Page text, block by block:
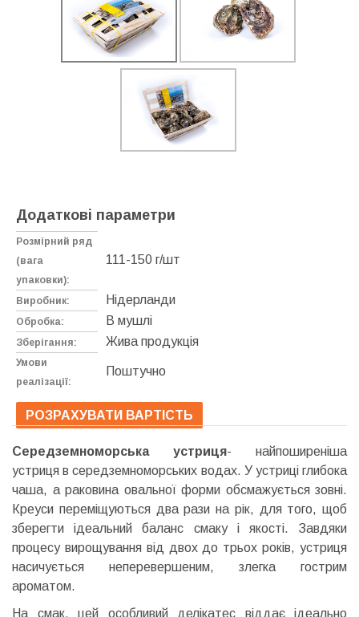
Додаткові параметри
Розмірний ряд
(вага
упаковки):
111-150 г/шт
Виробник: Нідерланди
Обробка: В мушлі
Зберігання: Жива продукція
Умови
реалізації:
Поштучно
РОЗРАХУВАТИ ВАРТІСТЬ
Середземноморська устриця- найпоширеніша
устриця в середземноморських водах. У устриці глибока
чаша, а раковина овальної форми обсмажується зовні.
Креуси переміщуються два рази на рік, для того, щоб
зберегти ідеальний баланс смаку і якості. Завдяки
процесу вирощування від двох до трьох років, устриця
насичується неперевершеним, злегка гострим
ароматом.
На смак, цей особливий делікатес віддає ідеально